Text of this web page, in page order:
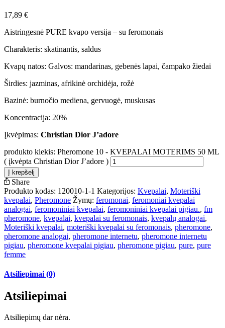
17,89 €
Aistringesnė PURE kvapo versija – su feromonais
Charakteris: skatinantis, saldus
Kvapų natos: Galvos: mandarinas, gebenės lapai, čampako žiedai
Širdies: jazminas, afrikinė orchidėja, rožė
Bazinė: burnočio mediena, gervuogė, muskusas
Koncentracija: 20%
Įkvėpimas: Christian Dior J’adore
produkto kiekis: Pheromone 10 - KVEPALAI MOTERIMS 50 ML
( įkvėpta Christian Dior J’adore )
Į krepšelį
Share
Produkto kodas: 120010-1-1 Kategorijos: Kvepalai, Moteriški
kvepalai, Pheromone Žymų: feromonai, feromoniai kvepalai
analogai, feromoniniai kvepalai, feromoniniai kvepalai pigiau., fm
pheromone, kvepalai, kvepalai su feromonais, kvepalų analogai,
Moteriški kvepalai, moteriški kvepalai su feromonais, pheromone,
pheromone analogai, pheromone internetu, pheromone internetu
pigiau, pheromone kvepalai pigiau, pheromone pigiau, pure, pure
femme
Atsiliepimai (0)
Atsiliepimai
Atsiliepimų dar nėra.